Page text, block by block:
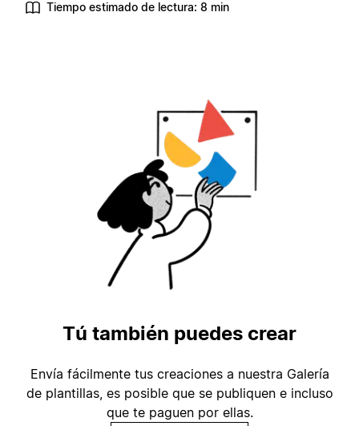
Tiempo estimado de lectura: 8 min
Tú también puedes crear
Envía fácilmente tus creaciones a nuestra Galería
de plantillas, es posible que se publiquen e incluso
que te paguen por ellas.